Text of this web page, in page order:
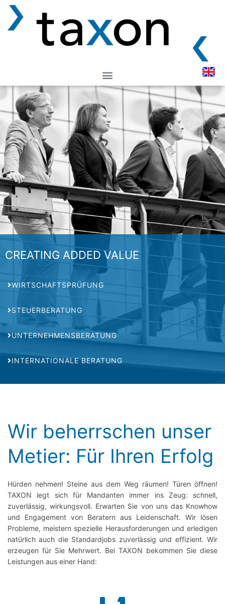
CREATING ADDED VALUE
WIRTSCHAFTSPRÜFUNG
STEUERBERATUNG
UNTERNEHMENSBERATUNG
INTERNATIONALE BERATUNG
Wir beherrschen unser
Metier: Für Ihren Erfolg
Hürden nehmen! Steine aus dem Weg räumen! Türen öffnen!
TAXON legt sich für Mandanten immer ins Zeug: schnell,
zuverlässig, wirkungsvoll. Erwarten Sie von uns das Knowhow
und Engagement von Beratern aus Leidenschaft. Wir lösen
Probleme, meistern spezielle Herausforderungen und erledigen
natürlich auch die Standardjobs zuverlässig und effizient. Wir
erzeugen für Sie Mehrwert. Bei TAXON bekommen Sie diese
Leistungen aus einer Hand: